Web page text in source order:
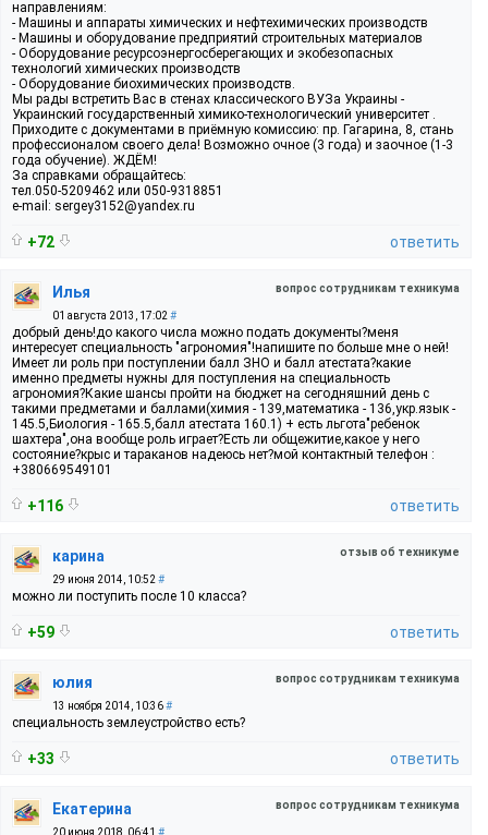
направлениям:
- Машины и аппараты химических и нефтехимических производств
- Машины и оборудование предприятий строительных материалов
- Оборудование ресурсоэнергосберегающих и экобезопасных
технологий химических производств
- Оборудование биохимических производств.
Мы рады встретить Вас в стенах классического ВУЗа Украины -
Украинский государственный химико-технологический университет .
Приходите с документами в приёмную комиссию: пр. Гагарина, 8, стань
профессионалом своего дела! Возможно очное (3 года) и заочное (1-3
года обучение). ЖДЁМ!
За справками обращайтесь:
тел.050-5209462 или 050-9318851
е-mail: sergey3152@yandex.ru
+72 ответить
вопрос сотрудникам техникума
Илья
01 августа 2013, 17:02 #
добрый день!до какого числа можно подать документы?меня
интересует специальность "агрономия"!напишите по больше мне о ней!
Имеет ли роль при поступлении балл ЗНО и балл атестата?какие
именно предметы нужны для поступления на специальность
агрономия?Какие шансы пройти на бюджет на сегодняшний день с
такими предметами и баллами(химия - 139,математика - 136,укр.язык -
145.5,Биология - 165.5,балл атестата 160.1) + есть льгота"ребенок
шахтера",она вообще роль играет?Есть ли общежитие,какое у него
состояние?крыс и тараканов надеюсь нет?мой контактный телефон :
+380669549101
+116 ответить
отзыв об техникуме
карина
29 июня 2014, 10:52 #
можно ли поступить после 10 класса?
+59 ответить
вопрос сотрудникам техникума
юлия
13 ноября 2014, 10:36#
специальность землеустройство есть?
+33 ответить
вопрос сотрудникам техникума
Екатерина
20 июня 2018, 06:41 #